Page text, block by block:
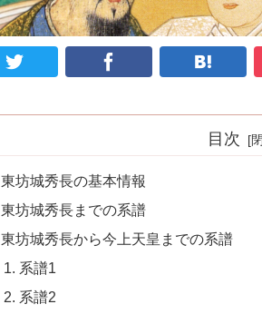
目次
東坊城秀長の基本情報
東坊城秀長までの系譜
東坊城秀長から今上天皇までの系譜
系譜1
系譜2